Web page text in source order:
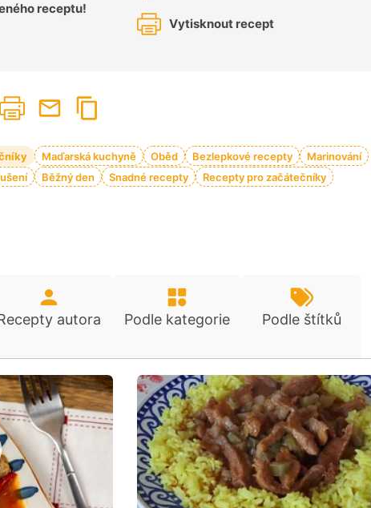
receptu!
Vytisknout recept
Maďarská kuchyně Oběd Bezlepkové recepty
Marinování
Běžný den Snadné recepty Recepty pro začátečníky
autora Podle kategorie Podle štítků